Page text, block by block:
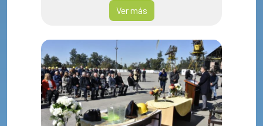
Ver más